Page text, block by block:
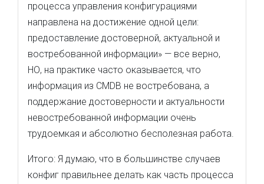
процесса управления конфигурациями
направлена на достижение одной цели:
предоставление достоверной, актуальной и
востребованной информации» — все верно,
НО, на практике часто оказывается, что
информация из CMDB не востребована, а
поддержание достоверности и актуальности
невостребованной информации очень
трудоемкая и абсолютно бесполезная работа.
Итого: Я думаю, что в большинстве случаев
конфиг правильнее делать как часть процесса